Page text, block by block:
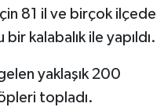
81 il ve birçok ilçede
kalabalık ile yapıldı.
yaklaşık 200
topladı.